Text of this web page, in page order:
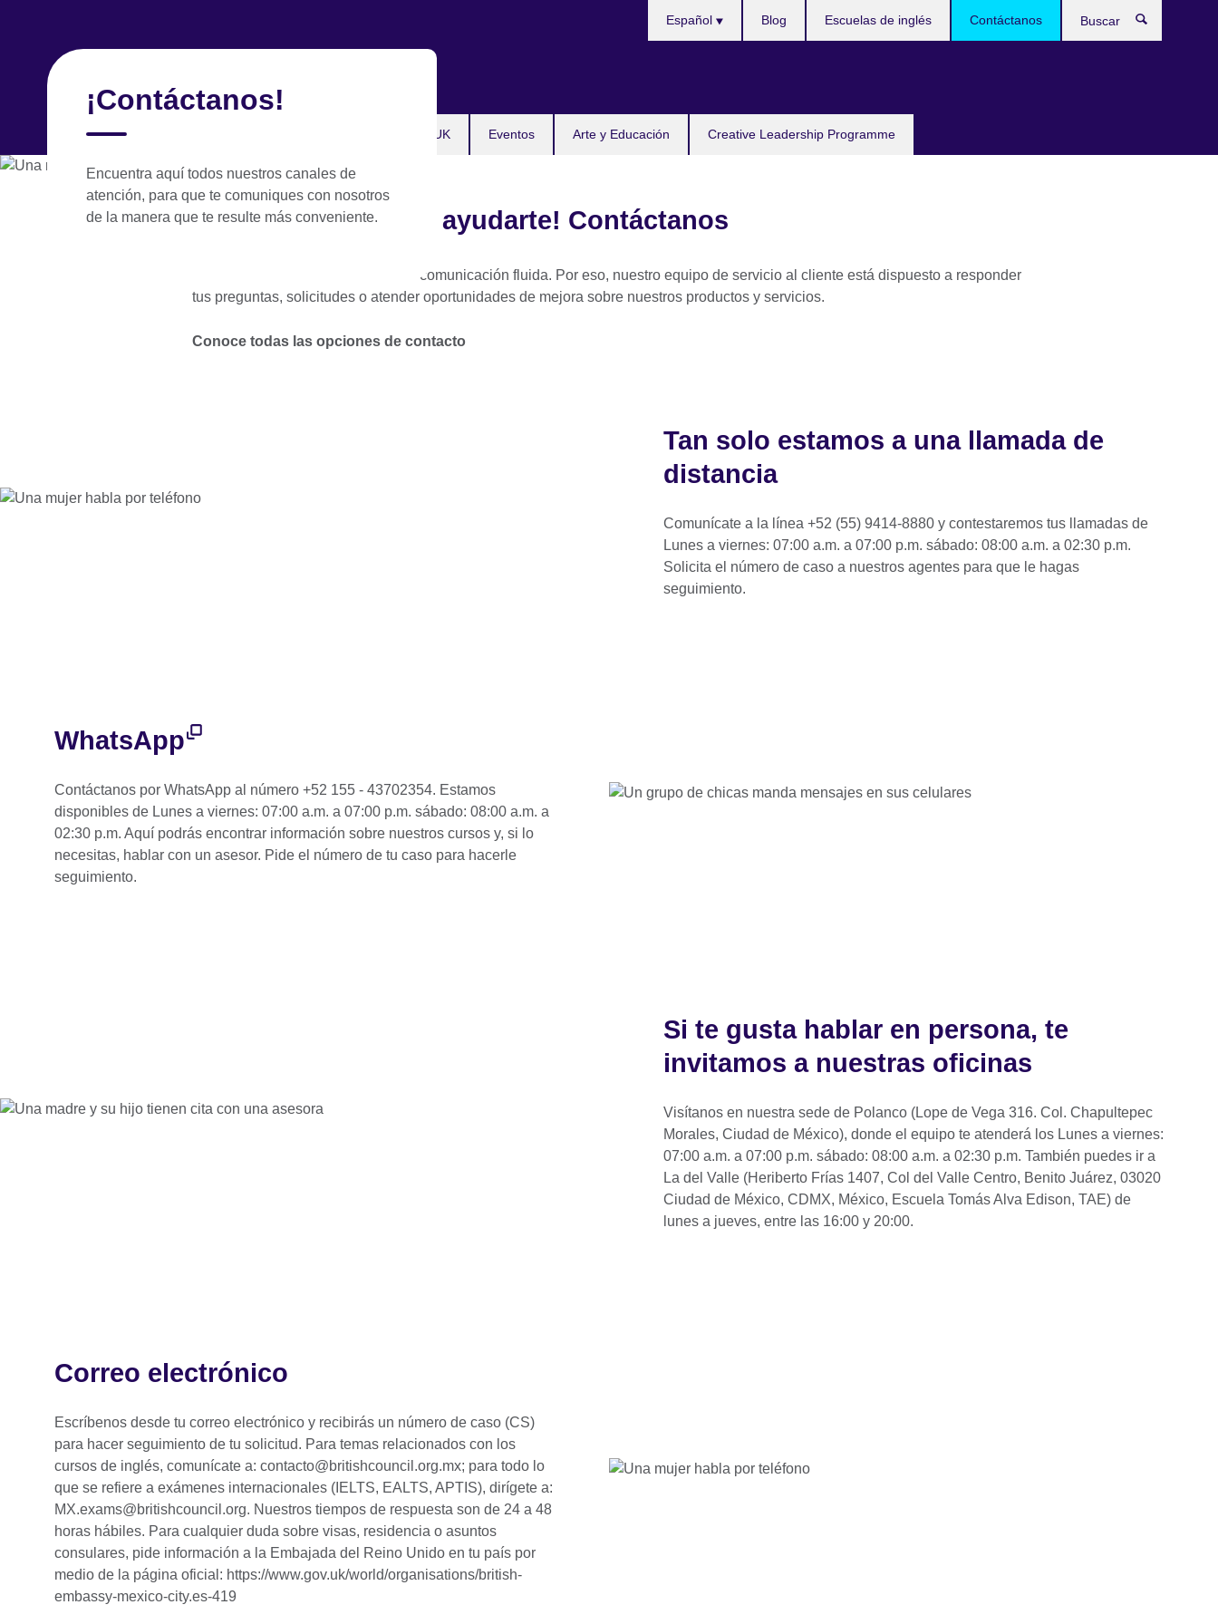
Aprende inglés Study UK Eventos Arte y Educación Creative Leadership Programme
Español Blog Escuelas de inglés Contáctanos
¡Contáctanos!
Encuentra aquí todos nuestros canales de
atención, para que te comuniques con nosotros
de la manera que te resulte más conveniente.
¡Estamos aquí para ayudarte! Contáctanos
Sabemos lo importante que es una comunicación fluida. Por eso, nuestro equipo de servicio al cliente está dispuesto a responder
tus preguntas, solicitudes o atender oportunidades de mejora sobre nuestros productos y servicios.
Conoce todas las opciones de contacto
Tan solo estamos a una llamada de
distancia
Comunícate a la línea +52 (55) 9414-8880 y contestaremos tus llamadas de
Lunes a viernes: 07:00 a.m. a 07:00 p.m. sábado: 08:00 a.m. a 02:30 p.m.
Solicita el número de caso a nuestros agentes para que le hagas
seguimiento.
WhatsApp
Contáctanos por WhatsApp al número +52 155 - 43702354. Estamos
disponibles de Lunes a viernes: 07:00 a.m. a 07:00 p.m. sábado: 08:00 a.m. a
02:30 p.m. Aquí podrás encontrar información sobre nuestros cursos y, si lo
necesitas, hablar con un asesor. Pide el número de tu caso para hacerle
seguimiento.
Si te gusta hablar en persona, te
invitamos a nuestras oficinas
Visítanos en nuestra sede de Polanco (Lope de Vega 316. Col. Chapultepec
Morales, Ciudad de México), donde el equipo te atenderá los Lunes a viernes:
07:00 a.m. a 07:00 p.m. sábado: 08:00 a.m. a 02:30 p.m. También puedes ir a
La del Valle (Heriberto Frías 1407, Col del Valle Centro, Benito Juárez, 03020
Ciudad de México, CDMX, México, Escuela Tomás Alva Edison, TAE) de
lunes a jueves, entre las 16:00 y 20:00.
Correo electrónico
Escríbenos desde tu correo electrónico y recibirás un número de caso (CS)
para hacer seguimiento de tu solicitud. Para temas relacionados con los
cursos de inglés, comunícate a: contacto@britishcouncil.org.mx; para todo lo
que se refiere a exámenes internacionales (IELTS, EALTS, APTIS), dirígete a:
MX.exams@britishcouncil.org. Nuestros tiempos de respuesta son de 24 a 48
horas hábiles. Para cualquier duda sobre visas, residencia o asuntos
consulares, pide información a la Embajada del Reino Unido en tu país por
medio de la página oficial: https://www.gov.uk/world/organisations/british-
embassy-mexico-city.es-419